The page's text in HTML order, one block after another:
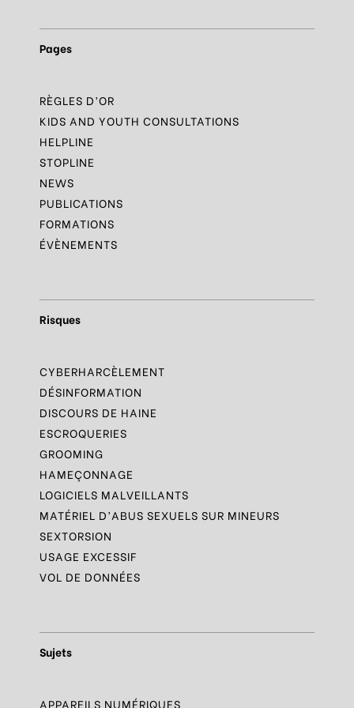
Pages
RÈGLES D’OR
KIDS AND YOUTH CONSULTATIONS
HELPLINE
STOPLINE
NEWS
PUBLICATIONS
FORMATIONS
ÉVÈNEMENTS
Risques
CYBERHARCÈLEMENT
DÉSINFORMATION
DISCOURS DE HAINE
ESCROQUERIES
GROOMING
HAMEÇONNAGE
LOGICIELS MALVEILLANTS
MATÉRIEL D’ABUS SEXUELS SUR MINEURS
SEXTORSION
USAGE EXCESSIF
VOL DE DONNÉES
Sujets
APPAREILS NUMÉRIQUES